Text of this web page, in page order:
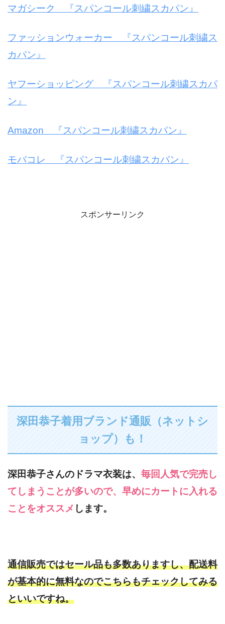
マガシーク 『スパンコール刺繍スカパン』
ファッションウォーカー 『スパンコール刺繍ス
カパン』
ヤフーショッピング 『スパンコール刺繍スカパ
ン』
Amazon 『スパンコール刺繍スカパン』
モバコレ 『スパンコール刺繍スカパン』
スポンサーリンク
深田恭子着用ブランド通販（ネットシ
ョップ）も！
深田恭子さんのドラマ衣装は、 毎回人気で完売し
てしまうことが多いので、早めにカートに入れる
ことをオススメ します。
通信販売ではセール品も多数ありますし、配送料
が基本的に無料なのでこちらもチェックしてみる
といいですね。